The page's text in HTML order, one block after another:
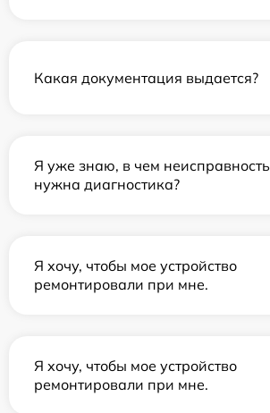
Какая документация выдается?
Я уже знаю, в чем
нужна диагностика?
Я хочу, чтобы мое устройство
ремонтировали при мне.
Я хочу, чтобы мое устройство
ремонтировали при мне.